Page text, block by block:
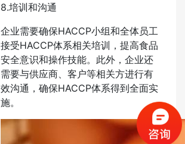
8.培训和沟通
企业需要确保HACCP小组和全体员工
接受HACCP体系相关培训，提高食品
安全意识和操作技能。此外，企业还
需要与供应商、客户等相关方进行有
效沟通，确保HACCP体系得到全面实
施。